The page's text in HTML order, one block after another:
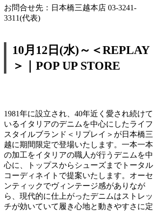
お問合せ先：日本橋三越本店 03-3241-
3311(代表)
10月12日(水)～＜REPLAY
＞｜POP UP STORE
1981年に設立され、40年近く愛され続けて
いるイタリアのデニムを中心にしたライフ
スタイルブランド＜リプレイ＞が日本橋三
越に期間限定で登場いたします。一本一本
の加工をイタリアの職人が行うデニムを中
心に、トップスからシューズまでトータル
コーディネイトで提案いたします。オーセ
ンティックでヴィンテージ感がありなが
ら、現代的に仕上がったデニムはストレッ
チが効いていて履き心地と動きやすさに定